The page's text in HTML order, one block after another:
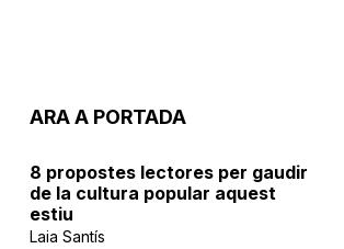
ARA A PORTADA
8 propostes lectores per gaudir
de la cultura popular aquest
estiu
Laia Santís